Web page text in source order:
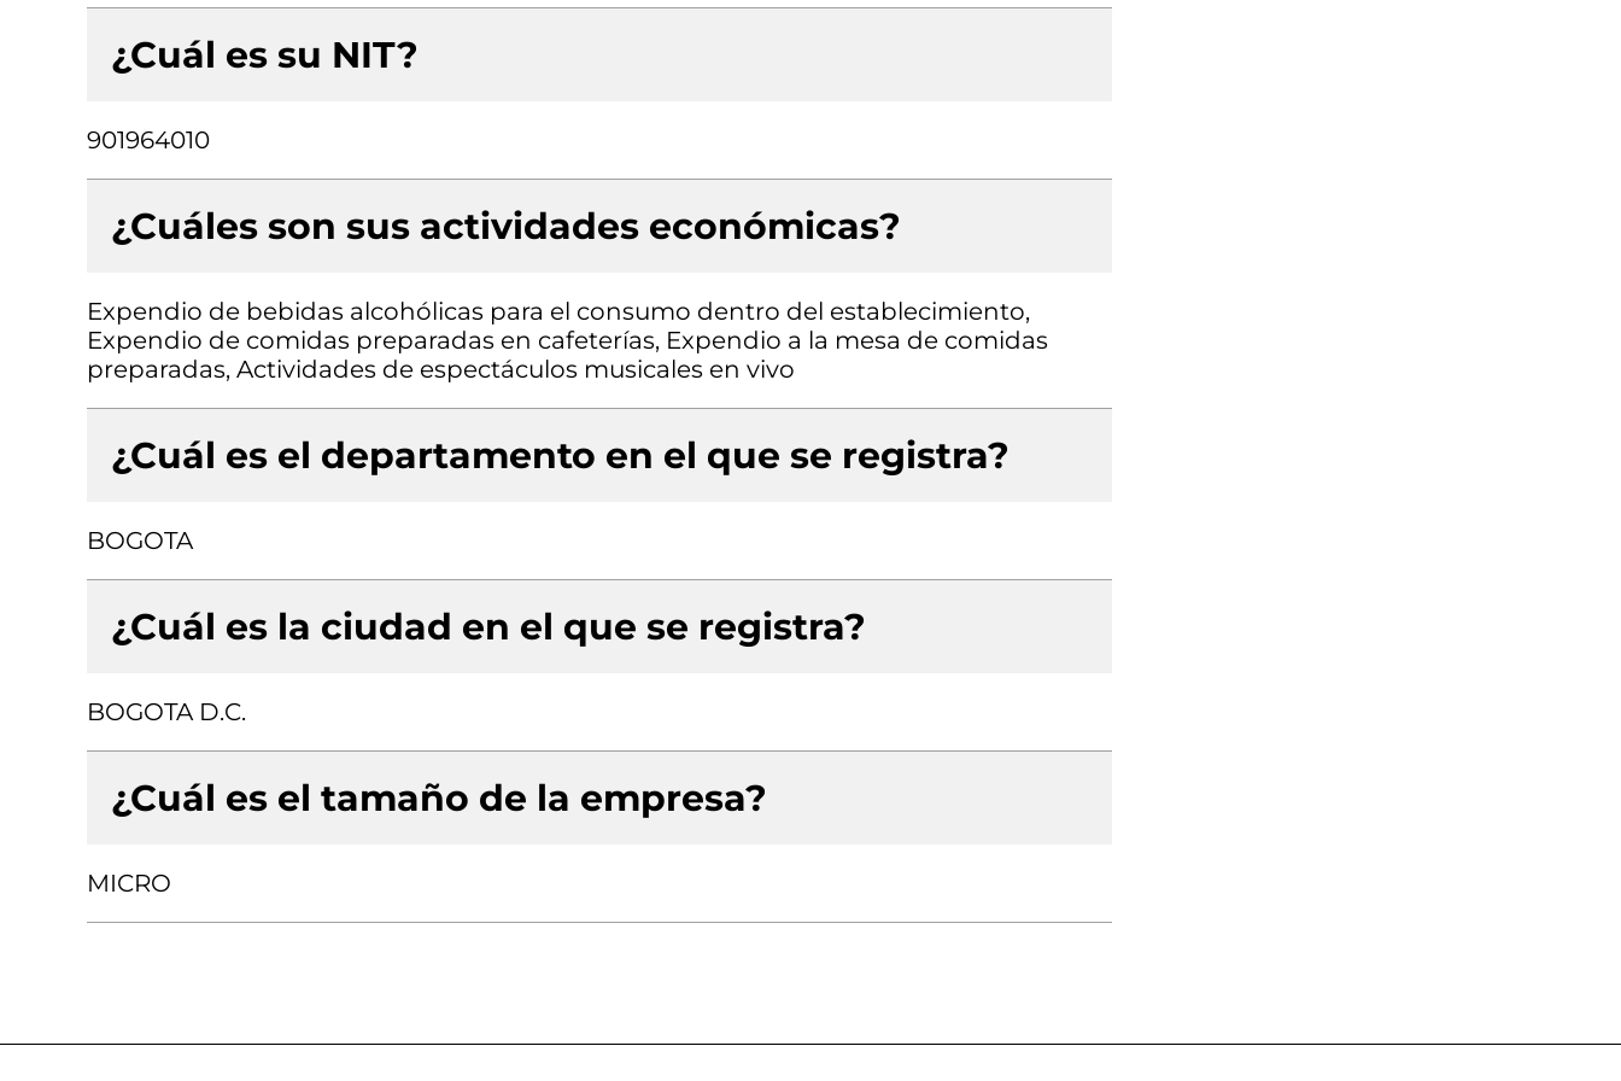
¿Cuál es su NIT?
901964010
¿Cuáles son sus actividades económicas?
Expendio de bebidas alcohólicas para el consumo dentro del establecimiento,
Expendio de comidas preparadas en cafeterías, Expendio a la mesa de comidas
preparadas, Actividades de espectáculos musicales en vivo
¿Cuál es el departamento en el que se registra?
BOGOTA
¿Cuál es la ciudad en el que se registra?
BOGOTA D.C.
¿Cuál es el tamaño de la empresa?
MICRO